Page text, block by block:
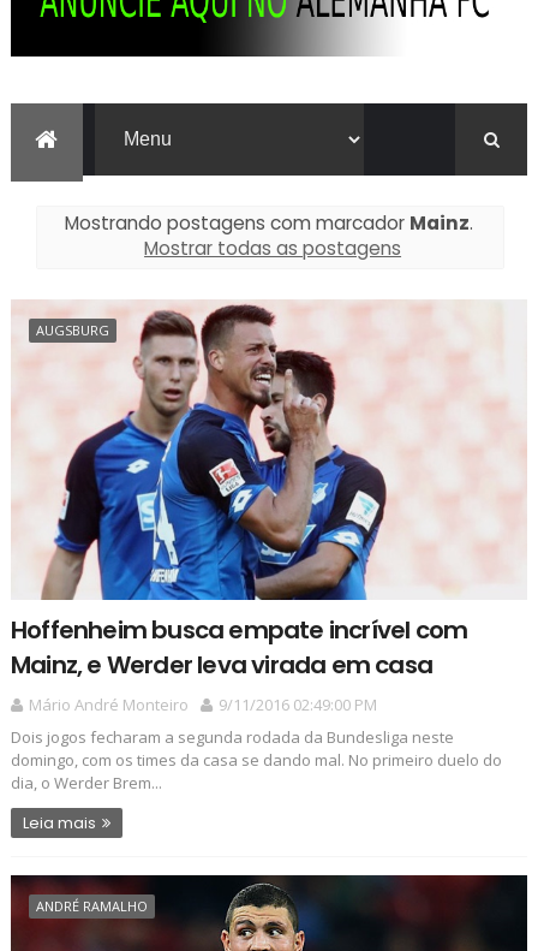
Mostrando postagens com marcador Mainz.
Mostrar todas as postagens
AUGSBURG
Hoffenheim busca empate incrível com
Mainz, e Werder leva virada em casa
Mário André Monteiro
9/11/2016 02:49:00 PM
Dois jogos fecharam a segunda rodada da Bundesliga neste
domingo, com os times da casa se dando mal. No primeiro duelo do
dia, o Werder Brem...
Leia mais
ANDRÉ RAMALHO